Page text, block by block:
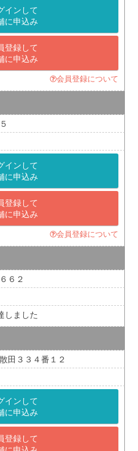
インして
に申込み
登録して
に申込み
会員登録について
インして
に申込み
登録して
に申込み
会員登録について
６２
しました
田３３４番１２
インして
に申込み
登録して